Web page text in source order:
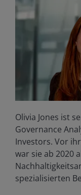
Olivia Jones ist
Governance
Investors. Vor
war sie ab 2020
spezialisierten